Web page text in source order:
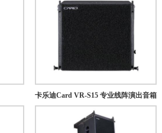
卡乐迪Card VR-S15 专业线阵演出音箱